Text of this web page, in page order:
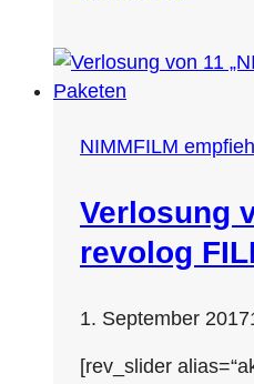
–
fest
NIMMFILM
Verlosung
revolog
1. September 2017
[rev_slider